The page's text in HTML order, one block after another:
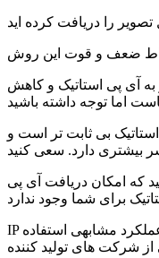
ضعف و قوت این روش
آی پی استاتیک و کاهش
اما توجه داشته باشید
بی ثابت تر است و
بیشتری دارد. سعی کنید
که امکان دریافت آی پی
IP استاتیک انتقال تصویر می دهند دقیقا از عملکرد مشابهی استفاده
شرکت های تولید کننده